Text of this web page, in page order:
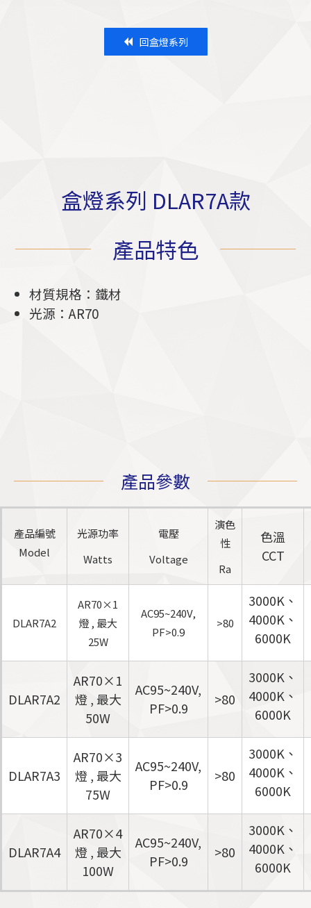
回盒燈系列
盒燈系列 DLAR7A款
產品特色
材質規格： 鐵材
光源：AR70
產品參數
產品編號
Model
光源功率
Watts
電壓
Voltage
演色
性
Ra
色溫
CCT
DLAR7A2
AR70×1
燈 , 最大
25W
AC95~240V,
PF>0.9
>80
3000K、
4000K、
6000K
DLAR7A2
AR70×1
燈 , 最大
50W
AC95~240V,
PF>0.9
>80
3000K、
4000K、
6000K
DLAR7A3
AR70×3
燈 , 最大
75W
AC95~240V,
PF>0.9
>80
3000K、
4000K、
6000K
DLAR7A4
AR70×4
燈 , 最大
100W
AC95~240V,
PF>0.9
>80
3000K、
4000K、
6000K